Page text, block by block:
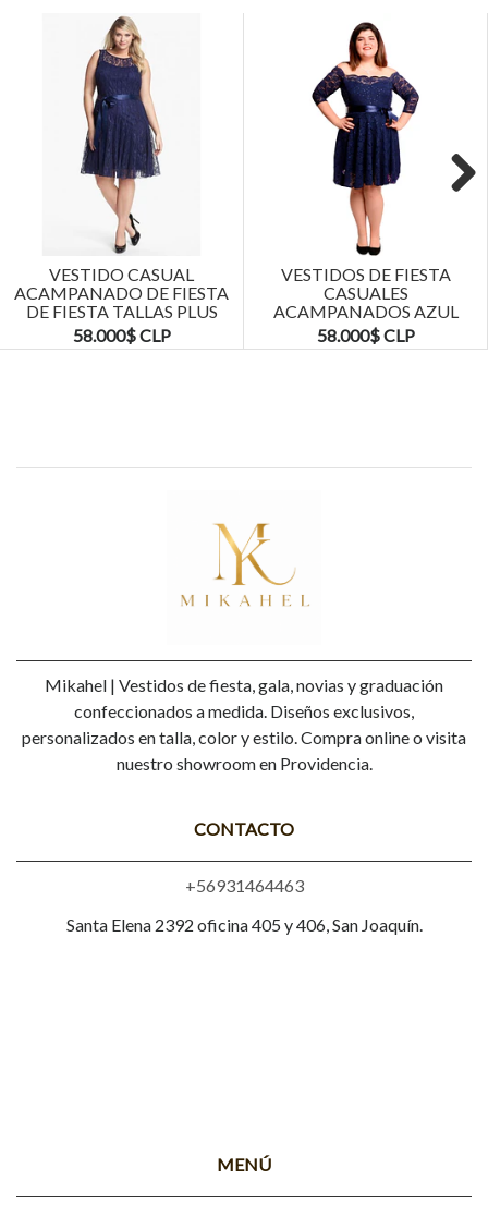
VESTIDO CASUAL
ACAMPANADO DE FIESTA
DE FIESTA TALLAS PLUS
KADRIHEL
58.000$ CLP
VESTIDOS DE FIESTA
CASUALES
ACAMPANADOS AZUL
MARINO TALLAS PLUS
KADRIHEL
58.000$ CLP
Mikahel | Vestidos de fiesta, gala, novias y graduación
confeccionados a medida. Diseños exclusivos,
personalizados en talla, color y estilo. Compra online o visita
nuestro showroom en Providencia.
CONTACTO
+56931464463
Santa Elena 2392 oficina 405 y 406, San Joaquín.
MENÚ